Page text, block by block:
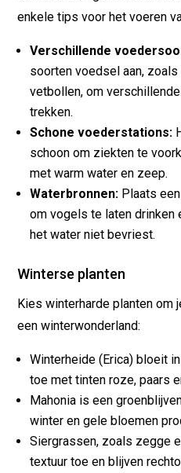
enkele tips voor het voeren
Verschillende
soorten voedsel aan,
vetbollen, om
trekken.
Schone voederstations:
schoon om ziekten te
met warm water en zeep.
Waterbronnen: Plaats
om vogels te laten drinken
het water niet bevriest.
Winterse planten
Kies winterharde planten om
een winterwonderland:
Winterheide (Erica) bloeit
toe met tinten roze, paars
Mahonia is een
winter en gele bloemen
Siergrassen, zoals zegge
textuur toe en blijven